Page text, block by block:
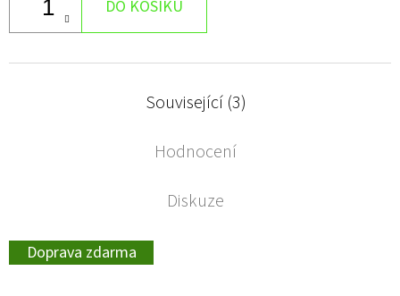
DO KOŠÍKU
Související (3)
Hodnocení
Diskuze
Doprava zdarma